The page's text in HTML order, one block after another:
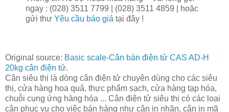
ngay : (028) 3511 7799 | (028) 3511 4859 | hoặc
gửi thư Yêu cầu báo giá tại đây !
Original source: Basic scale-Cân bàn điện tử CAS AD-H
20kg cân điện tử.
Cân siêu thị là dòng cân điện tử chuyên dùng cho các siêu
thị, cửa hàng hoa quả, thực phẩm sạch, cửa hàng tạp hóa,
chuỗi cung ứng hàng hóa ... Cân điện tử siêu thị có các loại
cân phục vụ cho việc bán hàng như cân in nhãn, cân in mã